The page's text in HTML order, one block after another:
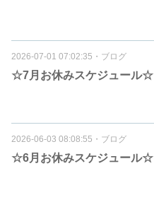
2026-07-01 07:02:35 ・ ブログ
☆7月お休みスケジュール☆
2026-06-03 08:08:55 ・ ブログ
☆6月お休みスケジュール☆